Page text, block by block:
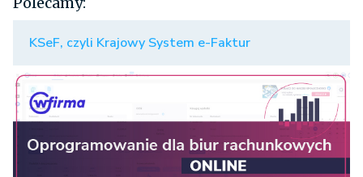
KSeF, czyli Krajowy System e-Faktur